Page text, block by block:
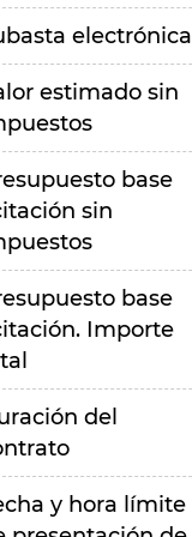
electrónica
estimado sin
base
sin
base
Importe
del
y hora límite